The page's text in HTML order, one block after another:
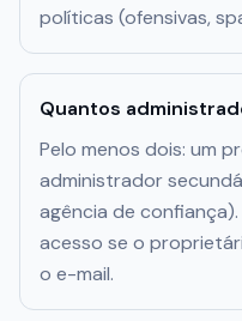
políticas (ofensivas,
Quantos
Pelo menos dois: um
administrador
agência de
acesso se o
o e-mail.